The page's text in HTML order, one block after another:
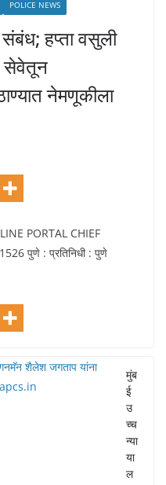
POLICE NEWS
संबंध; हप्ता वसुली
सेवेतून
नेमणूकीला
PORTAL CHIEF
पुणे : प्रतिनिधी : पुणे
मुंब
ई
उ
च्च
न्या
या
ल